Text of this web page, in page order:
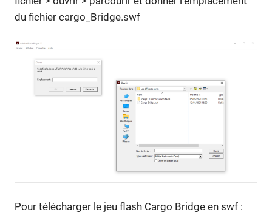
du fichier cargo_Bridge.swf
Pour télécharger le jeu flash Cargo Bridge en swf :